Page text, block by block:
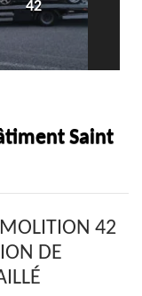
42
Saint
42
DE